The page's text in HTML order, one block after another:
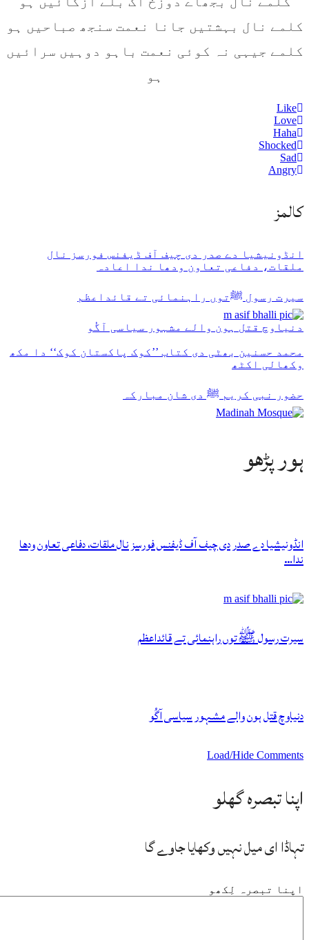
کلمے نال بہشتیں جانا نعمت سنجھ صباحیں ہو
کلمے جیہی نہ کوئی نعمت باہو دوہیں سرائیں
ہو
Like
Love
Haha
Shocked
Sad
Angry
كالمز
انڈونیشیا دے صدر دی چیف آف ڈیفنس فورسز نال
ملقات، دفاعی تعاون ودھا ندا اعادہ
سیرت رسول ﷺتوں راہنمائی تے قائداعظم
دنیاوچ قتل ہون والے مشہور سیاسی آگُو
محمد حسنین بھٹی دی کتاب ’’کوک پاکستان کوک‘‘ دا مکھ
وکھالی اکٹھ
حضور نبی کریم ﷺ دی شان مبارکہ
ہور پڑھو
انڈونیشیا دے صدر دی چیف آف ڈیفنس فورسز نال ملقات، دفاعی تعاون ودھا
ندا…
سیرت رسول ﷺتوں راہنمائی تے قائداعظم
دنیاوچ قتل ہون والے مشہور سیاسی آگُو
Load/Hide Comments
اپنا تبصرہ گھلو
تہاڈا ای میل نہیں وکھایا جاوے گا
اپنا تبصرہ لِکھو